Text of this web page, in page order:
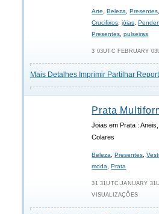
Arte ,Beleza ,Presentes
Crucifixos ,jóias ,
Presentes ,pulseiras
3 03UTC FEBRUARY
Mais Detalhes Imprimir Partilhar
Prata
Joias em Prata :
Colares
Beleza ,Presentes ,
moda
,Prata
31 31UTC JANUARY
VISUALIZAÇÕES